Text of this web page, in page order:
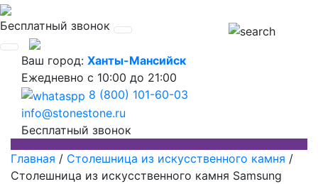
Бесплатный звонок
Ваш город: Ханты-Мансийск
Ежедневно с 10:00 до 21:00
8 (800) 101-60-03
info@stonestone.ru
Бесплатный звонок
Главная / Столешница из искусственного камня /
Столешница из искусственного камня Samsung